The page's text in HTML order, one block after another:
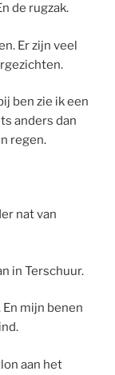
de rugzak.
Er zijn veel
ben zie ik een
anders dan
regen.
nat van
in Terschuur.
mijn benen
aan het